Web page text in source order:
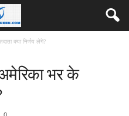
क्या निर्णय लेंगे?
भर के